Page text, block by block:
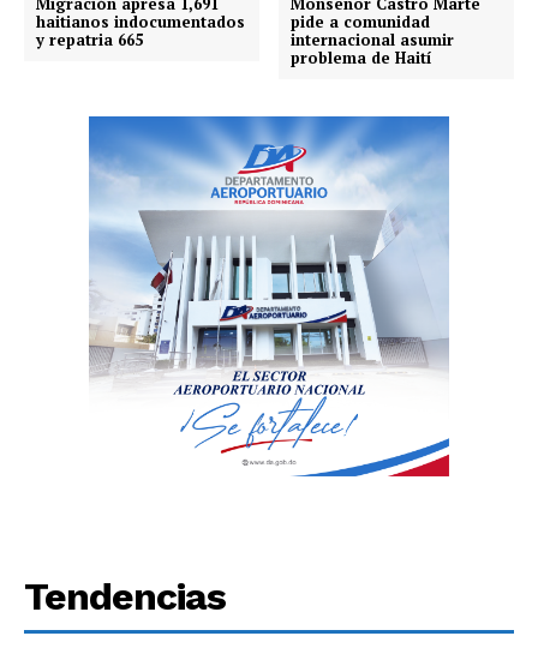
haitianos indocumentados
y repatria 665
pide a comunidad
internacional asumir
problema de Haití
Tendencias